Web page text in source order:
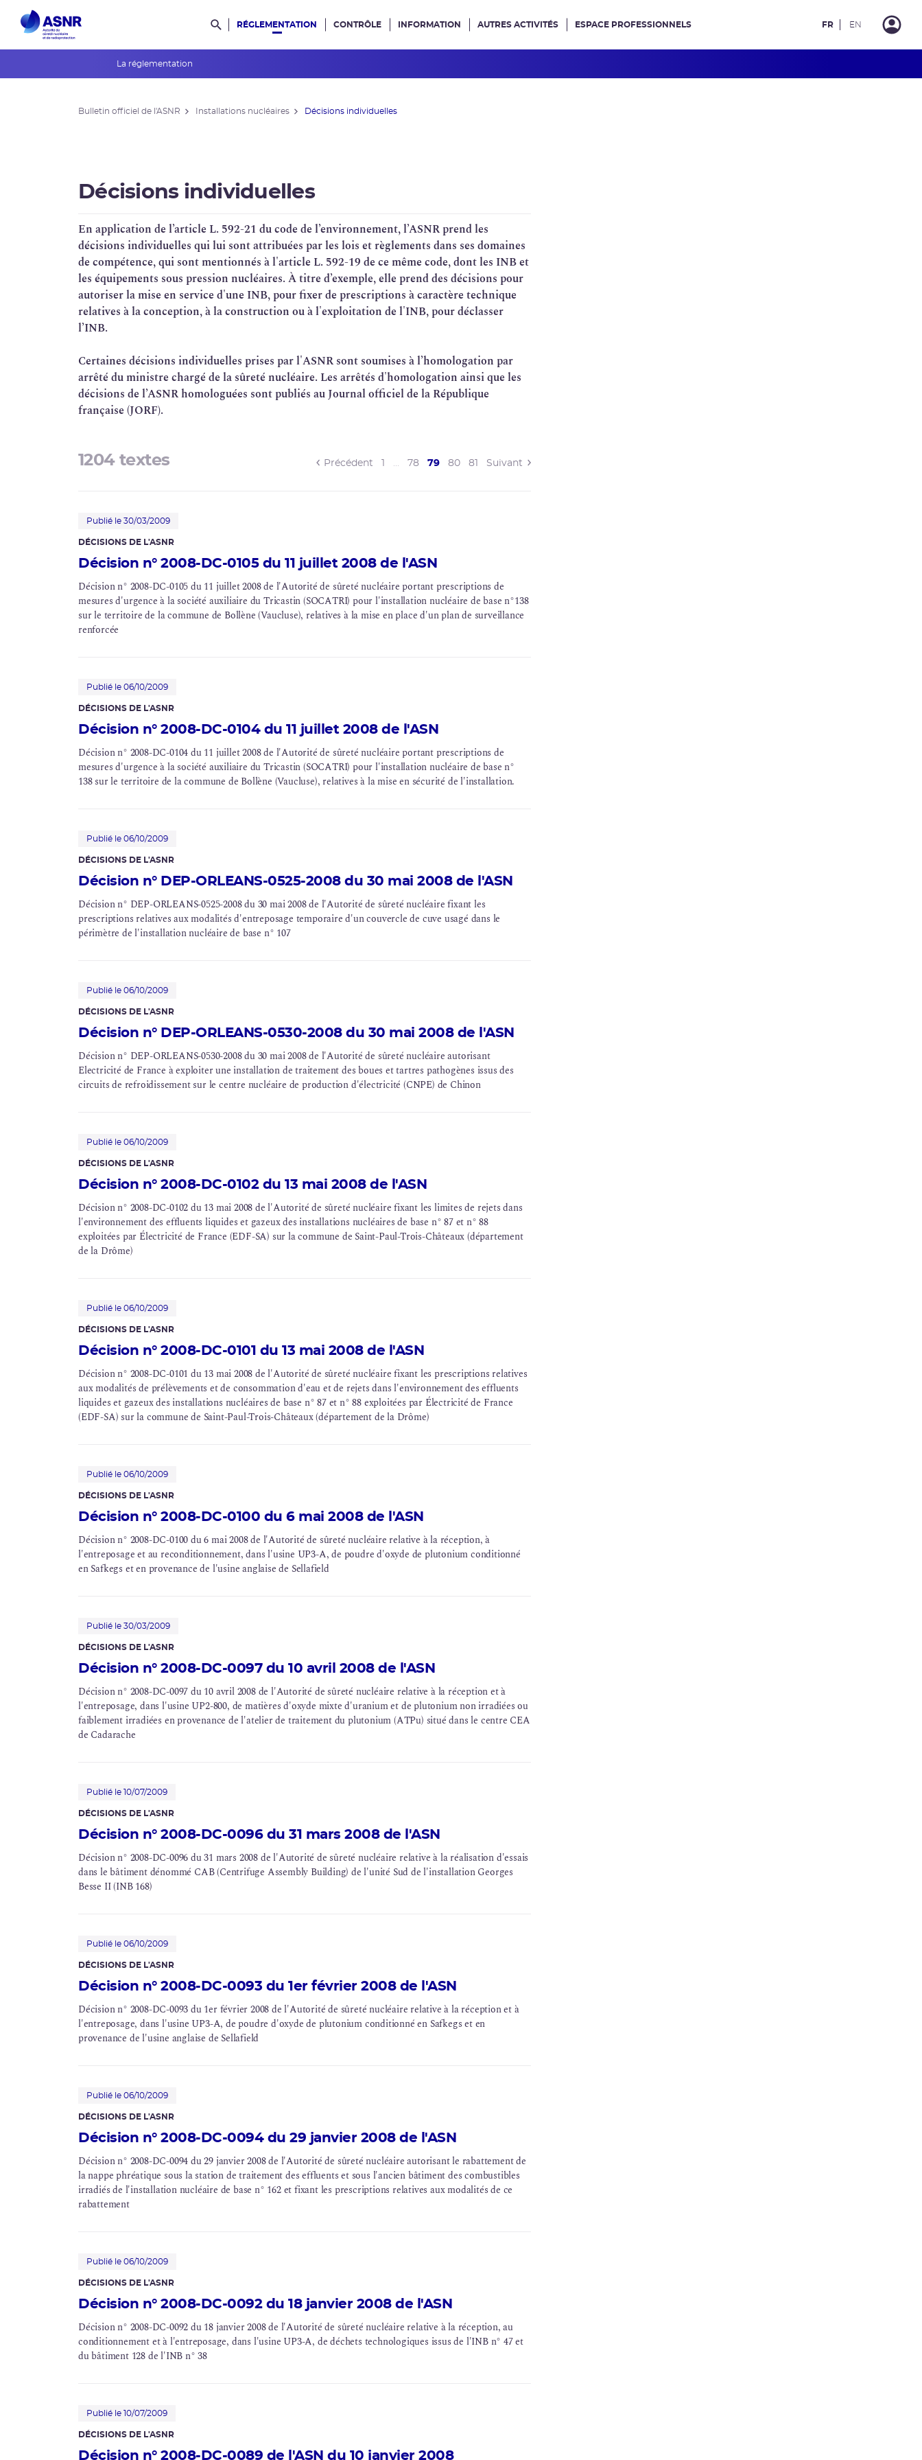
Rechercher dans le site
RÉGLEMENTATION
La réglementation
Évaluations environnementales
Mesures de publicité diverses
CONTRÔLE INFORMATION AUTRES ACTIVITÉS ESPACE PROFESSIONNELS FR EN
Bulletin officiel de l'ASNR Installations nucléaires Décisions individuelles
Décisions individuelles
En application de l’article L. 592-21 du code de l’environnement, l’ASNR prend les
décisions individuelles qui lui sont attribuées par les lois et règlements dans ses domaines
de compétence, qui sont mentionnés à l'article L. 592-19 de ce même code, dont les INBet
les équipements sous pression nucléaires. À titre d’exemple, elle prend des décisions pour
autoriser la mise en service d'une INB, pour fixer de prescriptions à caractère technique
relatives à la conception, à la construction ou à l'exploitation de l'INB, pour déclasser
l’INB.
Certaines décisions individuelles prises par l'ASNR sont soumises à l’homologation par
arrêté du ministre chargé de la sûreté nucléaire. Les arrêtés d'homologation ainsi que les
décisions de l’ASNR homologuées sont publiés au Journal officiel de la République
française (JORF).
1204 textes Précédent … 78 79(current)
80 81 Suivant
Publié le 30/03/2009
DÉCISIONS DE L'ASNR
Décision n° 2008-DC-0105 du 11 juillet 2008 de l'ASN
Décision n° 2008-DC-0105 du 11 juillet 2008 de l'Autorité de sûreté nucléaire portant prescriptions de
mesures d'urgence à la société auxiliaire du Tricastin (SOCATRI) pour l'installation nucléaire de basen°138
sur le territoire de la commune de Bollène (Vaucluse), relatives à la mise en place d'un plan de surveillance
renforcée
Publié le 06/10/2009
DÉCISIONS DE L'ASNR
Décision n° 2008-DC-0104 du 11 juillet 2008 de l'ASN
Décision n° 2008-DC-0104 du 11 juillet 2008 de l'Autorité de sûreté nucléaire portant prescriptions de
mesures d'urgence à la société auxiliaire du Tricastin (SOCATRI) pour l'installation nucléaire de base n°
138 sur le territoire de la commune de Bollène (Vaucluse), relatives à la mise en sécurité de l'installation.
Publié le 06/10/2009
DÉCISIONS DE L'ASNR
Décision n° DEP-ORLEANS-0525-2008 du 30 mai 2008 de l'ASN
Décision n° DEP-ORLEANS-0525-2008 du 30 mai 2008 de l'Autorité de sûreté nucléaire fixant les
prescriptions relatives aux modalités d'entreposage temporaire d'un couvercle de cuve usagé dans le
périmètre de l'installation nucléaire de base n° 107
Publié le 06/10/2009
DÉCISIONS DE L'ASNR
Décision n° DEP-ORLEANS-0530-2008 du 30 mai 2008 de l'ASN
Décision n° DEP-ORLEANS-0530-2008 du 30 mai 2008 de l'Autorité de sûreté nucléaire autorisant
Electricité de France à exploiter une installation de traitement des boues et tartres pathogènes issus des
circuits de refroidissement sur le centre nucléaire de production d'électricité (CNPE) de Chinon
Publié le 06/10/2009
DÉCISIONS DE L'ASNR
Décision n° 2008-DC-0102 du 13 mai 2008 de l'ASN
Décision n° 2008-DC-0102 du 13 mai 2008 de l'Autorité de sûreté nucléaire fixant les limites de rejets dans
l'environnement des effluents liquides et gazeux des installations nucléaires de base n° 87 et n° 88
exploitées par Électricité de France (EDF-SA) sur la commune de Saint-Paul-Trois-Châteaux (département
de la Drôme)
Publié le 06/10/2009
DÉCISIONS DE L'ASNR
Décision n° 2008-DC-0101 du 13 mai 2008 de l'ASN
Décision n° 2008-DC-0101 du 13 mai 2008 de l'Autorité de sûreté nucléaire fixant les prescriptions relatives
aux modalités de prélèvements et de consommation d'eau et de rejets dans l'environnement des effluents
liquides et gazeux des installations nucléaires de base n° 87 et n° 88 exploitées par Électricité de France
(EDF-SA) sur la commune de Saint-Paul-Trois-Châteaux (département de la Drôme)
Publié le 06/10/2009
DÉCISIONS DE L'ASNR
Décision n° 2008-DC-0100 du 6 mai 2008 de l'ASN
Décision n° 2008-DC-0100 du 6 mai 2008 de l'Autorité de sûreté nucléaire relative à la réception, à
l'entreposage et au reconditionnement, dans l'usine UP3-A, de poudre d'oxyde de plutoniumconditionné
en Safkegs et en provenance de l'usine anglaise de Sellafield
Publié le 30/03/2009
DÉCISIONS DE L'ASNR
Décision n° 2008-DC-0097 du 10 avril 2008 de l'ASN
Décision n° 2008-DC-0097 du 10 avril 2008 de l'Autorité de sûreté nucléaire relative à la réception et à
l'entreposage, dans l'usine UP2-800, de matières d'oxyde mixte d'uraniumet de plutonium non irradiées ou
faiblement irradiées en provenance de l'atelier de traitement du plutonium (ATPu) situé dans le centre CEA
de Cadarache
Publié le 10/07/2009
DÉCISIONS DE L'ASNR
Décision n° 2008-DC-0096 du 31 mars 2008 de l'ASN
Décision n° 2008-DC-0096 du 31 mars 2008 de l'Autorité de sûreté nucléaire relative à la réalisation d'essais
dans le bâtiment dénommé CAB (Centrifuge Assembly Building) de l'unité Sud de l'installation Georges
Besse II (INB 168)
Publié le 06/10/2009
DÉCISIONS DE L'ASNR
Décision n° 2008-DC-0093 du 1er février 2008 de l'ASN
Décision n° 2008-DC-0093 du 1er février 2008 de l'Autorité de sûreté nucléaire relative à la réception et à
l'entreposage, dans l'usine UP3-A, de poudre d'oxyde de plutonium conditionné en Safkegs et en
provenance de l'usine anglaise de Sellafield
Publié le 06/10/2009
DÉCISIONS DE L'ASNR
Décision n° 2008-DC-0094 du 29 janvier 2008 de l'ASN
Décision n° 2008-DC-0094 du 29 janvier 2008 de l'Autorité de sûreté nucléaire autorisant le rabattement de
la nappe phréatique sous la station detraitement des effluentset sous l'ancien bâtiment des combustibles
irradiés de l'installation nucléaire de base n° 162 et fixant les prescriptions relatives aux modalités de ce
rabattement
Publié le 06/10/2009
DÉCISIONS DE L'ASNR
Décision n° 2008-DC-0092 du 18 janvier 2008 de l'ASN
Décision n° 2008-DC-0092 du 18 janvier 2008 de l'Autorité de sûreté nucléaire relative à la réception, au
conditionnementet à l'entreposage, dans l'usine UP3-A, de déchets technologiques issus de l'INB n° 47 et
du bâtiment 128 de l'INB n° 38
Publié le 10/07/2009
DÉCISIONS DE L'ASNR
Décision n° 2008-DC-0089 de l'ASN du 10 janvier 2008